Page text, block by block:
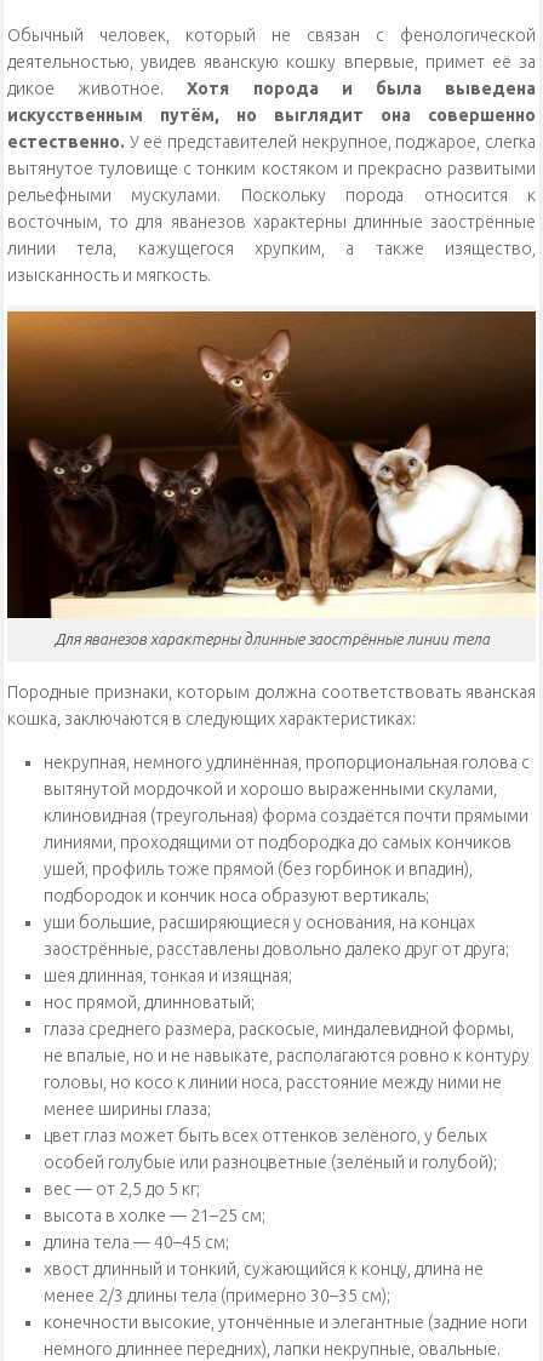
Обычный человек, который не связан с фенологической
деятельностью, увидев яванскую кошку впервые, примет её за
дикое животное.Хотя порода и была выведена
искусственным путём, но выглядит она совершенно
естественно. У её представителей некрупное, поджарое, слегка
вытянутое туловище с тонким костяком и прекрасно развитыми
рельефными мускулами. Поскольку порода относится к
восточным, то для яванезов характерны длинные заострённые
линии тела, кажущегося хрупким, а также изящество,
изысканность и мягкость.
Для яванезов характерны длинные заострённые линии тела
Породные признаки, которым должна соответствовать яванская
кошка, заключаются в следующих характеристиках:
некрупная, немного удлинённая, пропорциональная голова с
вытянутой мордочкой и хорошо выраженными скулами,
клиновидная (треугольная) форма создаётся почти прямыми
линиями, проходящими от подбородка до самых кончиков
ушей, профиль тоже прямой (без горбинок и впадин),
подбородок и кончик носа образуют вертикаль;
уши большие, расширяющиеся у основания, на концах
заострённые, расставлены довольно далеко друг от друга;
шея длинная, тонкая и изящная;
нос прямой, длинноватый;
глаза среднего размера, раскосые, миндалевидной формы,
не впалые, но и не навыкате, располагаются ровно к контуру
головы, но косо к линии носа, расстояние между ними не
менее ширины глаза;
цвет глаз может быть всех оттенков зелёного, у белых
особей голубые или разноцветные (зелёный и голубой);
вес — от 2,5 до 5 кг;
высота в холке — 21–25 см;
длина тела — 40–45 см;
хвост длинный и тонкий, сужающийся к концу, длина не
менее 2/3 длины тела (примерно 30–35 см);
конечности высокие, утончённые и элегантные (задние ноги
немного длиннее передних), лапки некрупные, овальные.